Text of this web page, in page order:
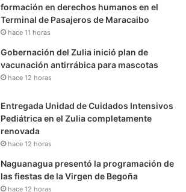
formación en derechos humanos en el
Terminal de Pasajeros de Maracaibo
hace 11 horas
Gobernación del Zulia inició plan de
vacunación antirrábica para mascotas
hace 12 horas
Entregada Unidad de Cuidados Intensivos
Pediátrica en el Zulia completamente
renovada
hace 12 horas
Naguanagua presentó la programación de
las fiestas de la Virgen de Begoña
hace 12 horas